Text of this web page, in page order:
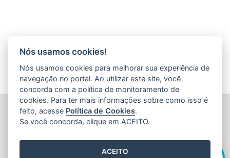
Olá! Sou a
FUNDAÇÃO DE AMPARO À PESQUISA E INOVAÇÃO DO
ESPÍRITO SANTO (FAPES)
CEP: 29066-380 - Vitória / ES
Tel.: 27 3636 1850
Nós usamos cookies!
Nós usamos cookies para melhorar sua experiência de
navegação no portal. Ao utilizar este site, você
concorda com a política de monitoramento de
cookies. Para ter mais informações sobre como isso é
feito, acesse Política de Cookies.
Se você concorda, clique em ACEITO.
ACEITO